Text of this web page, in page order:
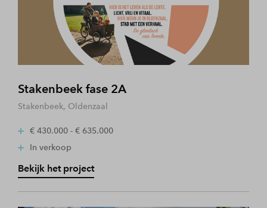
Stakenbeek fase 2A
Stakenbeek, Oldenzaal
€ 430.000 - € 635.000
In verkoop
Bekijk het project